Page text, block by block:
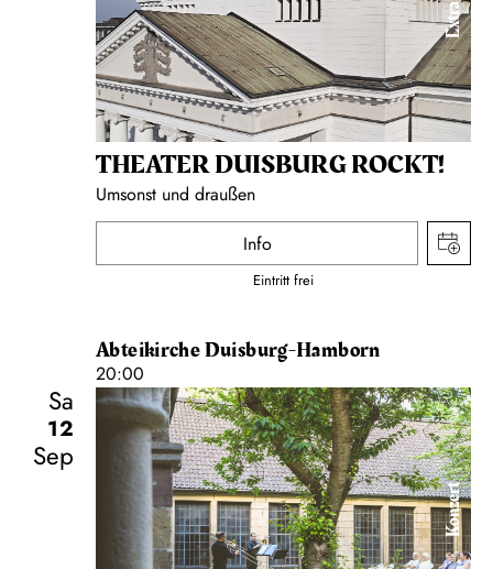
Extra
THEATER DUISBURG ROCKT!
Umsonst und draußen
Info
Eintritt frei
Abteikirche Duisburg-Hamborn
20:00
Sa
12
Sep
Konzert